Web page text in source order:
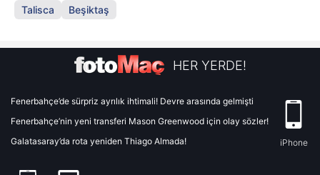
Talisca Beşiktaş
HER YERDE!
Fenerbahçe’de sürpriz ayrılık ihtimali! Devre arasında gelmişti
Fenerbahçe’nin yeni transferi Mason Greenwood için olay sözler!
Galatasaray’da rota yeniden Thiago Almada!
iPhone